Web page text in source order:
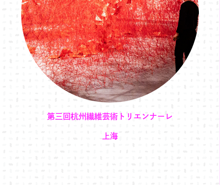
第三回杭州繊維芸術トリエンナーレ
上海